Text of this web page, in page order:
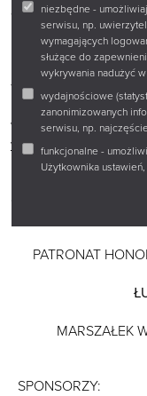
niezbędne -
serwisu, np.
wymagających
służące do
wykrywania nadużyć
wydajnościowe
zanonimizowanych
serwisu, np.
funkcjonalne -
Użytkownika
elektroniczne (
Termin zgłoszeń
WAŻNE:Przy
wybranego warsztatu
Do zobaczenia w
PATRONAT
MARSZAŁEK
SPONSORZY: